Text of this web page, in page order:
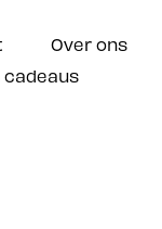
Over ons
cadeaus